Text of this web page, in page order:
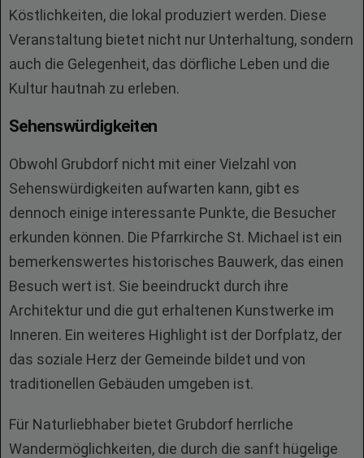
Köstlichkeiten, die lokal produziert werden. Diese
Veranstaltung bietet nicht nur Unterhaltung, sondern
auch die Gelegenheit, das dörfliche Leben und die
Kultur hautnah zu erleben.
Sehenswürdigkeiten
Obwohl Grubdorf nicht mit einer Vielzahl von
Sehenswürdigkeiten aufwarten kann, gibt es
dennoch einige interessante Punkte, die Besucher
erkunden können. Die Pfarrkirche St. Michael ist ein
bemerkenswertes historisches Bauwerk, das einen
Besuch wert ist. Sie beeindruckt durch ihre
Architektur und die gut erhaltenen Kunstwerke im
Inneren. Ein weiteres Highlight ist der Dorfplatz, der
das soziale Herz der Gemeinde bildet und von
traditionellen Gebäuden umgeben ist.
Für Naturliebhaber bietet Grubdorf herrliche
Wandermöglichkeiten, die durch die sanft hügelige